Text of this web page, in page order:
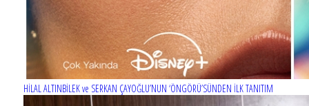
HİLAL ALTINBİLEK ve SERKAN ÇAYOĞLU’NUN ‘ÖNGÖRÜ’SÜNDEN İLK TANITIM